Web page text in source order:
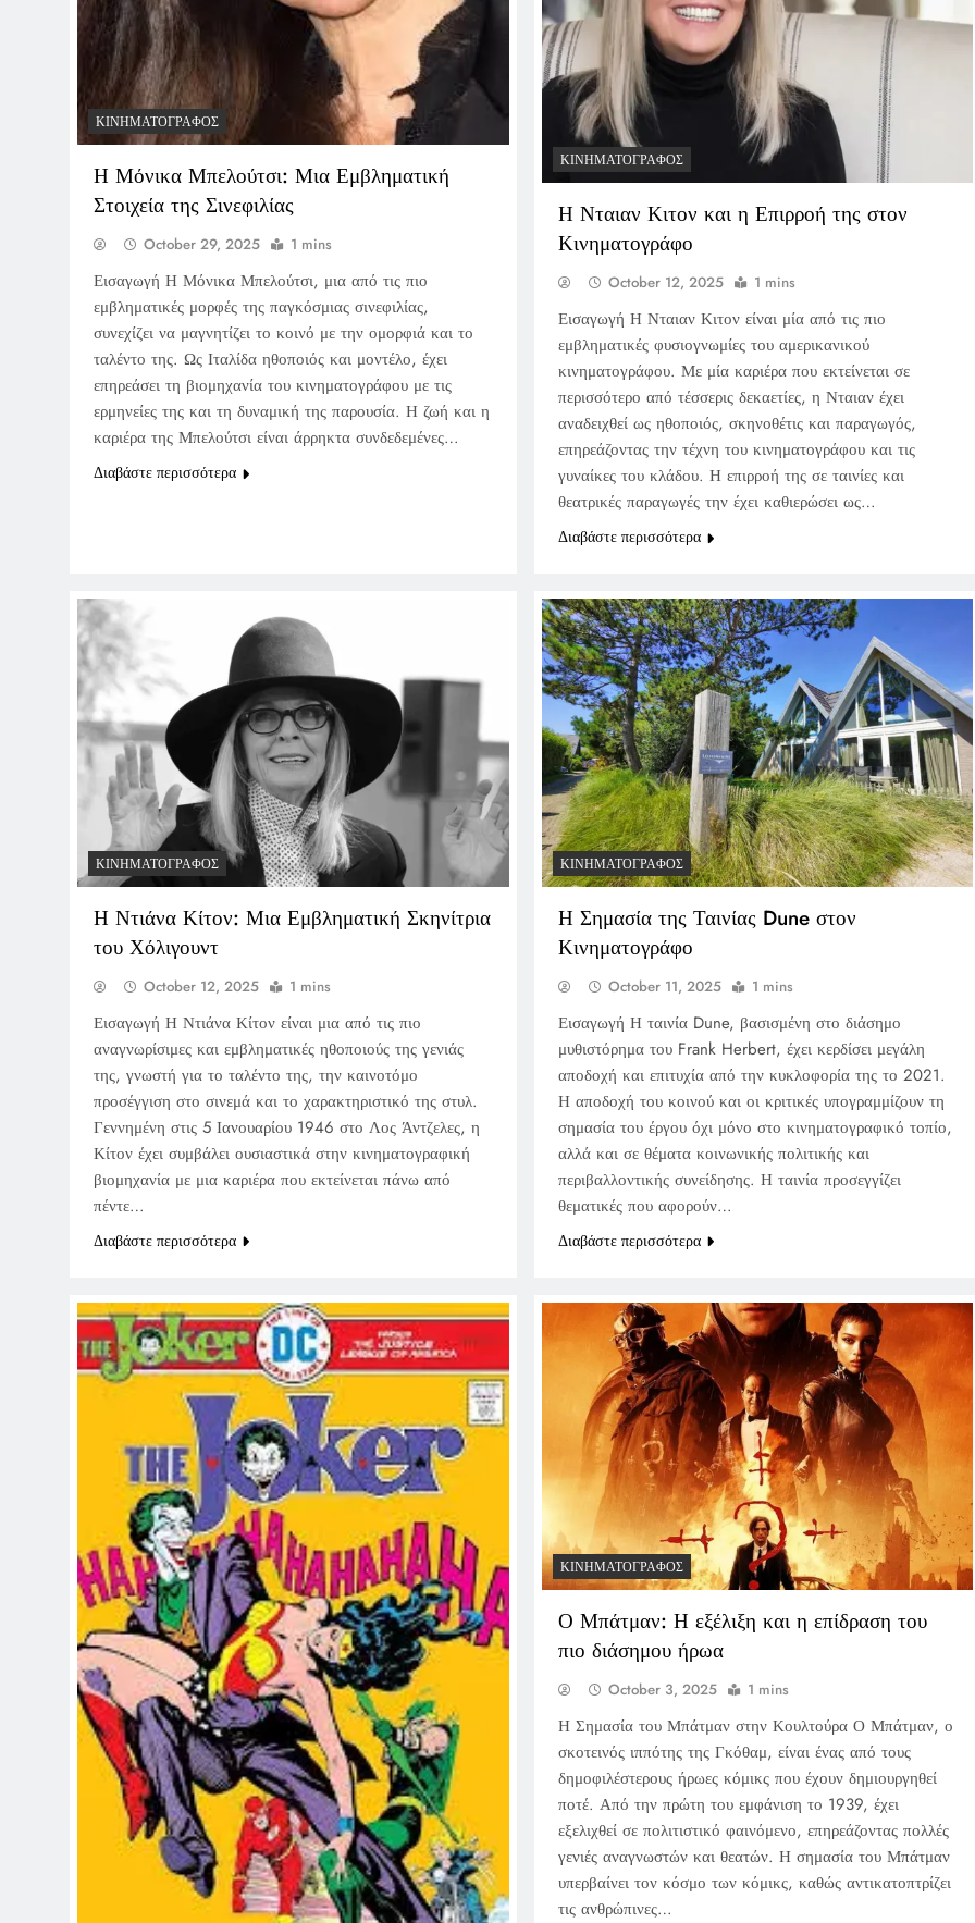
ΚΙΝΗΜΑΤΟΓΡΆΦΟΣ
Η Μόνικα Μπελούτσι: Μια Εμβληματική
Στοιχεία της Σινεφιλίας
October 29, 2025 1 mins
Εισαγωγή Η Μόνικα Μπελούτσι, μια από τις πιο
εμβληματικές μορφές της παγκόσμιας σινεφιλίας,
συνεχίζει να μαγνητίζει το κοινό με την ομορφιά και το
ταλέντο της. Ως Ιταλίδα ηθοποιός και μοντέλο, έχει
επηρεάσει τη βιομηχανία του κινηματογράφου με τις
ερμηνείες της και τη δυναμική της παρουσία. Η ζωή και η
καριέρα της Μπελούτσι είναι άρρηκτα συνδεδεμένες…
Διαβάστε περισσότερα
ΚΙΝΗΜΑΤΟΓΡΆΦΟΣ
Η Νταιαν Κιτον και η Επιρροή της στον
Κινηματογράφο
October 12, 2025 1 mins
Εισαγωγή Η Νταιαν Κιτον είναι μία από τις πιο
εμβληματικές φυσιογνωμίες του αμερικανικού
κινηματογράφου. Με μία καριέρα που εκτείνεται σε
περισσότερο από τέσσερις δεκαετίες, η Νταιαν έχει
αναδειχθεί ως ηθοποιός, σκηνοθέτις και παραγωγός,
επηρεάζοντας την τέχνη του κινηματογράφου και τις
γυναίκες του κλάδου. Η επιρροή της σε ταινίες και
θεατρικές παραγωγές την έχει καθιερώσει ως…
Διαβάστε περισσότερα
ΚΙΝΗΜΑΤΟΓΡΆΦΟΣ
Η Ντιάνα Κίτον: Μια Εμβληματική Σκηνίτρια
του Χόλιγουντ
October 12, 2025 1 mins
Εισαγωγή Η Ντιάνα Κίτον είναι μια από τις πιο
αναγνωρίσιμες και εμβληματικές ηθοποιούς της γενιάς
της, γνωστή για το ταλέντο της, την καινοτόμο
προσέγγιση στο σινεμά και το χαρακτηριστικό της στυλ.
Γεννημένη στις 5 Ιανουαρίου 1946 στο Λος Άντζελες, η
Κίτον έχει συμβάλει ουσιαστικά στην κινηματογραφική
βιομηχανία με μια καριέρα που εκτείνεται πάνω από
πέντε…
Διαβάστε περισσότερα
ΚΙΝΗΜΑΤΟΓΡΆΦΟΣ
Η Σημασία της Ταινίας Dune στον
Κινηματογράφο
October 11, 2025 1 mins
Εισαγωγή Η ταινία Dune, βασισμένη στο διάσημο
μυθιστόρημα του Frank Herbert, έχει κερδίσει μεγάλη
αποδοχή και επιτυχία από την κυκλοφορία της το 2021.
Η αποδοχή του κοινού και οι κριτικές υπογραμμίζουν τη
σημασία του έργου όχι μόνο στο κινηματογραφικό τοπίο,
αλλά και σε θέματα κοινωνικής πολιτικής και
περιβαλλοντικής συνείδησης. Η ταινία προσεγγίζει
θεματικές που αφορούν…
Διαβάστε περισσότερα
ΚΙΝΗΜΑΤΟΓΡΆΦΟΣ
Ο Μπάτμαν: Η εξέλιξη και η επίδραση του
πιο διάσημου ήρωα
October 3, 2025 1 mins
Η Σημασία του Μπάτμαν στην Κουλτούρα Ο Μπάτμαν, ο
σκοτεινός ιππότης της Γκόθαμ, είναι ένας από τους
δημοφιλέστερους ήρωες κόμικς που έχουν δημιουργηθεί
ποτέ. Από την πρώτη του εμφάνιση το 1939, έχει
εξελιχθεί σε πολιτιστικό φαινόμενο, επηρεάζοντας πολλές
γενιές αναγνωστών και θεατών. Η σημασία του Μπάτμαν
υπερβαίνει τον κόσμο των κόμικς, καθώς αντικατοπτρίζει
τις ανθρώπινες…